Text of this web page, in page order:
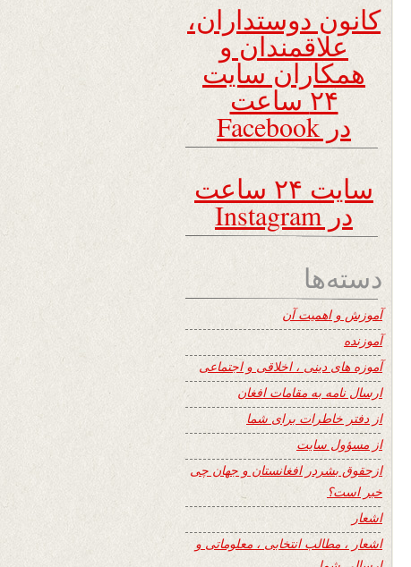
کانون دوستداران،
علاقمندان و
همکاران سایت
۲۴ ساعت
در Facebook
سایت ۲۴ ساعت
در Instagram
دسته‌ها
آموزش و اهمیت آن
آموزنده
آموزه های دینی ، اخلاقی و اجتماعی
ارسال نامه به مقامات افغان
از دفتر خاطرات برای شما
از مسؤول سایت
ازحقوق بشردر افغانستان و جهان چی
خبر است؟
اشعار
اشعار ، مطالب انتخابی ، معلوماتی و